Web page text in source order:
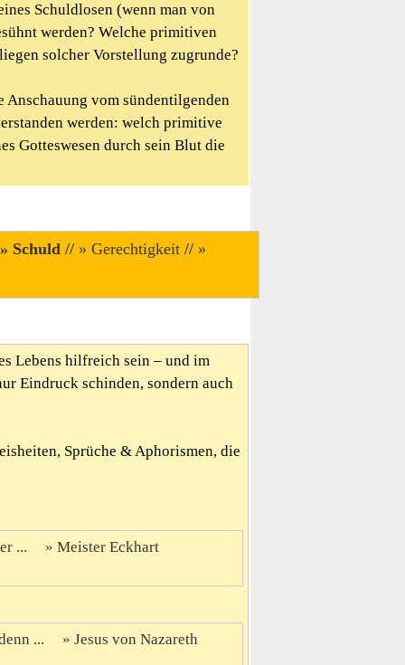
Schuldlosen (wenn man von
werden? Welche primitiven
solcher Vorstellung zugrunde?
vom sündentilgenden
werden: welch primitive
Gotteswesen durch sein Blut die
Schuld // Gerechtigkeit //
Lebens hilfreich sein – und im
Eindruck schinden, sondern auch
Sprüche & Aphorismen, die
... Meister Eckhart
... Jesus von Nazareth